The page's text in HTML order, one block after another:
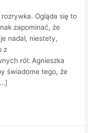
rozrywka. Ogląda się to
zapominać, że
nadal, niestety,
z
ról: Agnieszka
świadome tego, że